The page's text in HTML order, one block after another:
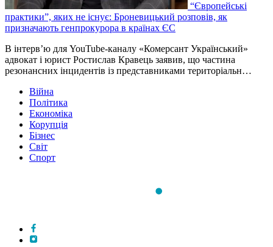
“Європейські
практики”, яких не існує: Броневицький розповів, як
призначають генпрокурора в країнах ЄС
В інтерв’ю для YouTube-каналу «Комерсант Український»
адвокат і юрист Ростислав Кравець заявив, що частина
резонансних інцидентів із представниками територіальн…
Війна
Політика
Економіка
Корупція
Бізнес
Світ
Спорт